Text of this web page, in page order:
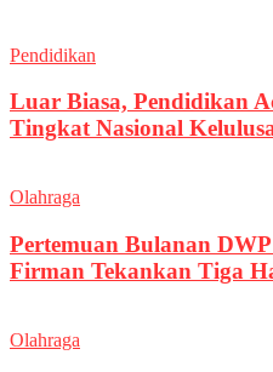
Pendidikan
Luar Biasa, Pendidikan
Tingkat Nasional
Olahraga
Pertemuan Bulanan
Firman Tekankan Tiga
Olahraga